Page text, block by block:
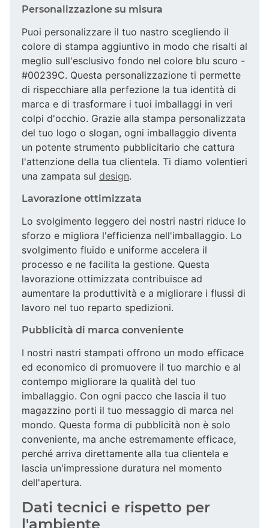
Personalizzazione su misura
Puoi personalizzare il tuo nastro scegliendo il
colore di stampa aggiuntivo in modo che risalti al
meglio sull'esclusivo fondo nel colore blu scuro -
#00239C. Questa personalizzazione ti permette
di rispecchiare alla perfezione la tua identità di
marca e di trasformare i tuoi imballaggi in veri
colpi d'occhio. Grazie alla stampa personalizzata
del tuo logo o slogan, ogni imballaggio diventa
un potente strumento pubblicitario che cattura
l'attenzione della tua clientela. Ti diamo volentieri
una zampata sul design.
Lavorazione ottimizzata
Lo svolgimento leggero dei nostri nastri riduce lo
sforzo e migliora l'efficienza nell'imballaggio. Lo
svolgimento fluido e uniforme accelera il
processo e ne facilita la gestione. Questa
lavorazione ottimizzata contribuisce ad
aumentare la produttività e a migliorare i flussi di
lavoro nel tuo reparto spedizioni.
Pubblicità di marca conveniente
I nostri nastri stampati offrono un modo efficace
ed economico di promuovere il tuo marchio e al
contempo migliorare la qualità del tuo
imballaggio. Con ogni pacco che lascia il tuo
magazzino porti il tuo messaggio di marca nel
mondo. Questa forma di pubblicità non è solo
conveniente, ma anche estremamente efficace,
perché arriva direttamente alla tua clientela e
lascia un'impressione duratura nel momento
dell'apertura.
Dati tecnici e rispetto per
l'ambiente